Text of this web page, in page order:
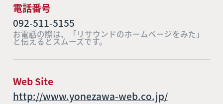
電話番号
092-511-5155
お電話の際は、「リサウンドのホームページをみた」
と伝えるとスムーズです。
Web Site
http://www.yonezawa-web.co.jp/